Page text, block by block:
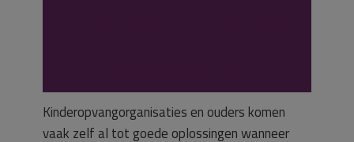
Kinderopvangorganisaties en ouders komen
vaak zelf al tot goede oplossingen wanneer